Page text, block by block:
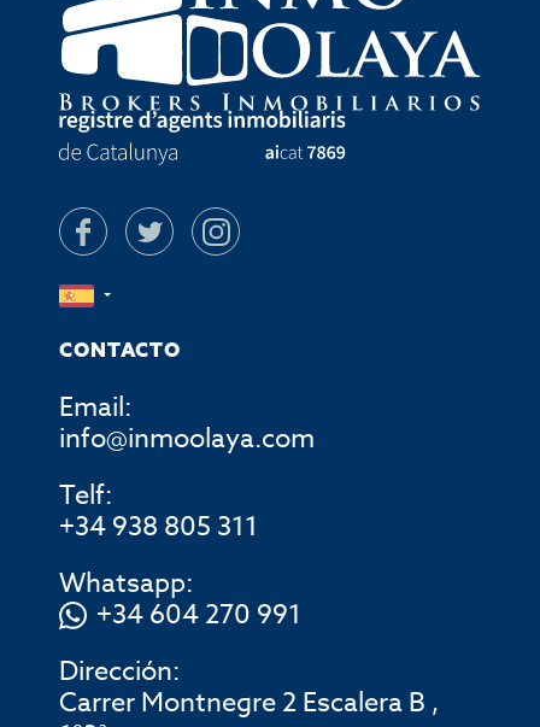
CONTACTO
Email:
info@inmoolaya.com
Telf:
+34 938 805 311
Whatsapp:
+34 604 270 991
Dirección:
Carrer Montnegre 2 Escalera B ,